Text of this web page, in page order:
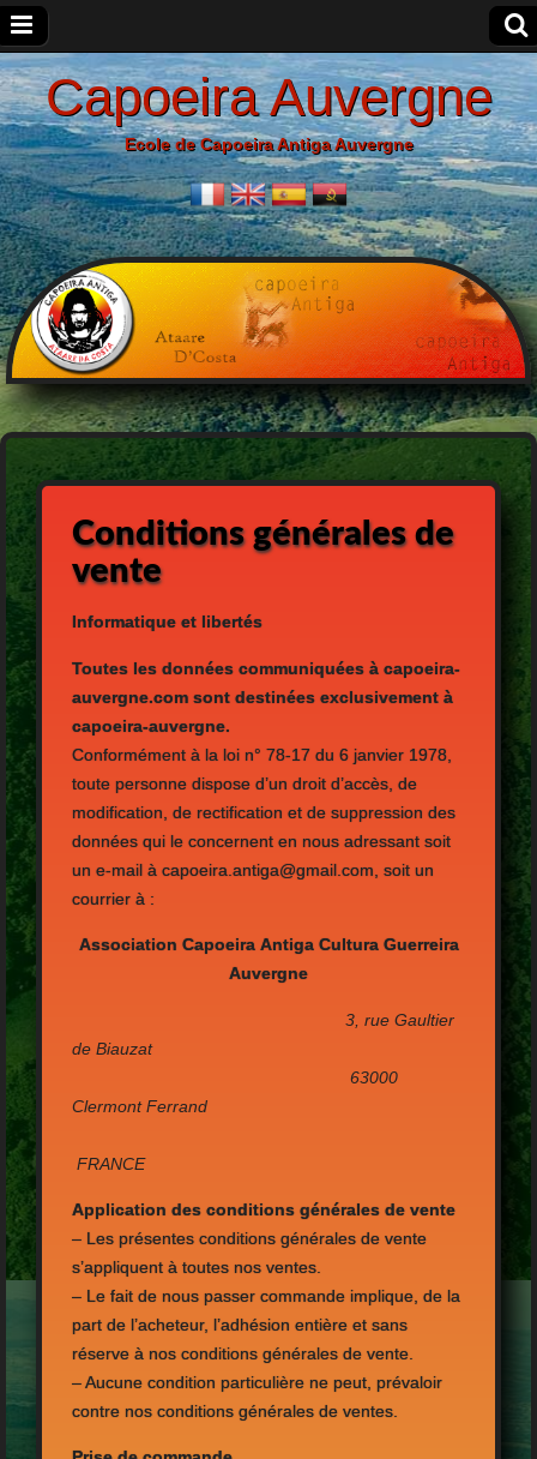
Capoeira Auvergne
Ecole de Capoeira Antiga Auvergne
Conditions générales de
vente
Informatique et libertés
Toutes les données communiquées à capoeira-
auvergne.com sont destinées exclusivement à
capoeira-auvergne.
Conformément à la loi n° 78-17 du 6 janvier 1978,
toute personne dispose d’un droit d’accès, de
modification, de rectification et de suppression des
données qui le concernent en nous adressant soit
un e-mail à capoeira.antiga@gmail.com, soit un
courrier à :
Association Capoeira Antiga Cultura Guerreira
Auvergne
3, rue Gaultier
de Biauzat
63000
Clermont Ferrand
FRANCE
Application des conditions générales de vente
– Les présentes conditions générales de vente
s’appliquent à toutes nos ventes.
– Le fait de nous passer commande implique, de la
part de l’acheteur, l’adhésion entière et sans
réserve à nos conditions générales de vente.
– Aucune condition particulière ne peut, prévaloir
contre nos conditions générales de ventes.